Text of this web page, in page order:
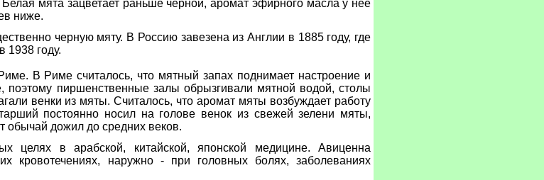
Белая мята зацветает раньше черной, аромат эфирного масла у нее
ниже.
черную мяту. В Россию завезена из Англии в 1885 году, где
1938 году.
В Риме считалось, что мятный запах поднимает настроение и
поэтому пиршенственные залы обрызгивали мятной водой, столы
венки из мяты. Считалось, что аромат мяты возбуждает работу
постоянно носил на голове венок из свежей зелени мяты,
обычай дожил до средних веков.
целях в арабской, китайской, японской медицине. Авиценна
кровотечениях, наружно - при головных болях, заболеваниях